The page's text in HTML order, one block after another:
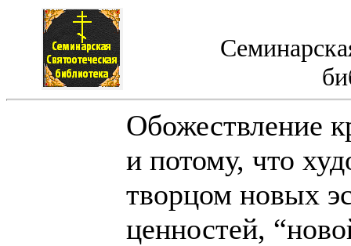
Обожествление
и потому, что
творцом новых
ценностей,